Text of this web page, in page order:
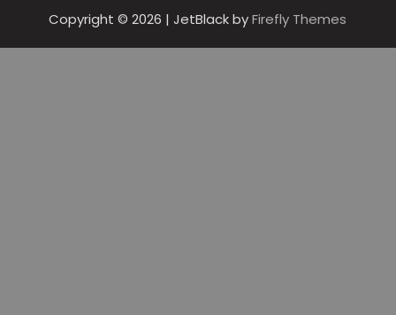
Copyright © 2026 | JetBlack byFirefly Themes